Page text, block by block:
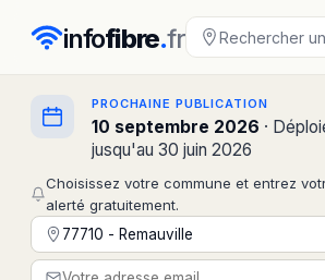
infofibre.fr
PROCHAINE PUBLICATION
10 septembre 2026 ·
jusqu'au 30 juin 2026
Choisissez votre commune et entrez
alerté gratuitement.